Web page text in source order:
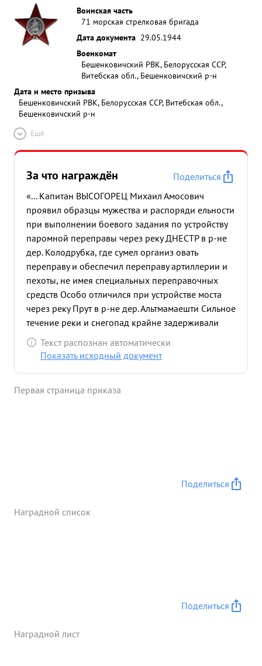
Воинская часть
71 морская стрелковая бригада
Дата документа 29.05.1944
Военкомат
Бешенковичский РВК, Белорусская ССР,
Витебская обл., Бешенковичский р-н
Дата и место призыва
Бешенковичский РВК, Белорусская ССР, Витебская обл.,
Бешенковичский р-н
Ещё
За что награждён
Поделиться
«... Капитан ВЫСОГОРЕЦ Михаил Амосович
проявил образцы мужества и распоряди ельности
при выполнении боевого задания по устройству
паромной переправы через реку ДНЕСТР в р-не
дер. Колодрубка, где сумел организ овать
переправу и обеспечил переправу артиллерии и
пехоты, не имея специальных переправочных
средств Особо отличился при устройстве моста
через реку Прут в р-не дер. Альтмамаешти Сильное
течение реки и снегопад крайне задерживали
устройство моста.Требовалось производить работу
стоя в воде. Тов. Высогорец сам войдя в воду стап
течение 10 часов работали непосредственно в
Текст распознан автоматически
Показать исходный документ
Первая страница приказа
Поделиться
Наградной список
Поделиться
Наградной лист